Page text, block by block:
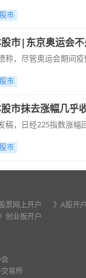
市
股市|东京奥运会
称，尽管奥运会期间
市
股市抹去涨幅几乎
稿，日经225指数涨幅
市
票网上开户
》A股开户
创业板开户
易所